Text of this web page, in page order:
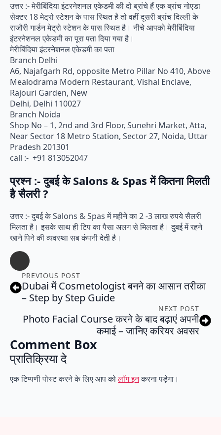
उत्तर :- मेरीबिंदिया इंटरनेशनल एकेडमी की दो ब्रांचे हैं एक ब्रांच नोएडा
सेक्टर 18 मेट्रो स्टेशन के पास स्थित है तो वहीं दूसरी ब्रांच दिल्ली के
राजौरी गार्डन मेट्रो स्टेशन के पास स्थित है। नीचे आपको मेरीबिंदिया
इंटरनेशनल एकेडमी का पूरा पता दिया गया है।
मेरीबिंदिया इंटरनेशनल एकेडमी का पता
Branch Delhi
A6, Najafgarh Rd, opposite Metro Pillar No 410, Above
Mealodrama Modern Restaurant, Vishal Enclave,
Rajouri Garden, New
Delhi, Delhi 110027
Branch Noida
Shop No – 1, 2nd and 3rd Floor, Sunehri Market, Atta,
Near Sector 18 Metro Station, Sector 27, Noida, Uttar
Pradesh 201301
call :- +91 813052047
प्रश्न :- दुबई के Salons & Spas में कितना मिलती
है सैलरी ?
उत्तर :- दुबई के Salons & Spas में महीने का 2 -3 लाख रुपये सैलरी
मिलता है। इसके साथ ही टिप का पैसा अलग से मिलता है। दुबई में रहने
खाने पिने की व्यवस्था सब कंपनी देती है।
PREVIOUS POST
Dubai में Cosmetologist बनने का आसान तरीका
– Step by Step Guide
NEXT POST
Photo Facial Course करने के बाद बढ़ाएं अपनी
कमाई – जानिए करियर अवसर
Comment Box
प्रातिक्रिया दे
एक टिप्पणी पोस्ट करने के लिए आप कोलॉग इनकरना पड़ेगा।